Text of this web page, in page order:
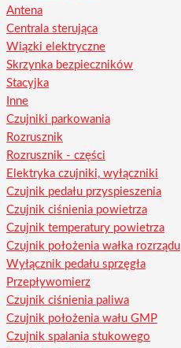
Antena
Centrala sterująca
Wiązki elektryczne
Skrzynka bezpieczników
Stacyjka
Inne
Czujniki parkowania
Rozrusznik
Rozrusznik - części
Elektryka czujniki, wyłączniki
Czujnik pedału przyspieszenia
Czujnik ciśnienia powietrza
Czujnik temperatury powietrza
Czujnik położenia wałka rozrządu
Wyłącznik pedału sprzęgła
Przepływomierz
Czujnik ciśnienia paliwa
Czujnik położenia wału GMP
Czujnik spalania stukowego